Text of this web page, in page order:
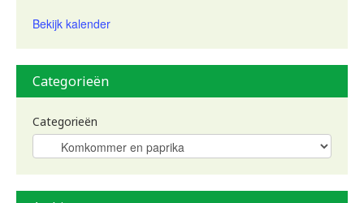
Bekijk kalender
Categorieën
Categorieën